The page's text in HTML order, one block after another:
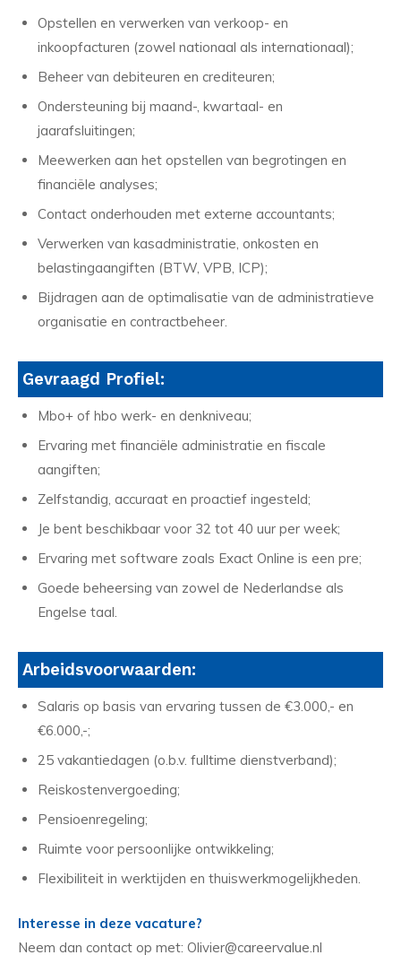
Opstellen en verwerken van verkoop- en
inkoopfacturen (zowel nationaal als internationaal);
Beheer van debiteuren en crediteuren;
Ondersteuning bij maand-, kwartaal- en
jaarafsluitingen;
Meewerken aan het opstellen van begrotingen en
financiële analyses;
Contact onderhouden met externe accountants;
Verwerken van kasadministratie, onkosten en
belastingaangiften (BTW, VPB, ICP);
Bijdragen aan de optimalisatie van de administratieve
organisatie en contractbeheer.
Gevraagd Profiel:
Mbo+ of hbo werk- en denkniveau;
Ervaring met financiële administratie en fiscale
aangiften;
Zelfstandig, accuraat en proactief ingesteld;
Je bent beschikbaar voor 32 tot 40 uur per week;
Ervaring met software zoals Exact Online is een pre;
Goede beheersing van zowel de Nederlandse als
Engelse taal.
Arbeidsvoorwaarden:
Salaris op basis van ervaring tussen de €3.000,- en
€6.000,-;
25 vakantiedagen (o.b.v. fulltime dienstverband);
Reiskostenvergoeding;
Pensioenregeling;
Ruimte voor persoonlijke ontwikkeling;
Flexibiliteit in werktijden en thuiswerkmogelijkheden.
Interesse in deze vacature?
Neem dan contact op met: Olivier@careervalue.nl